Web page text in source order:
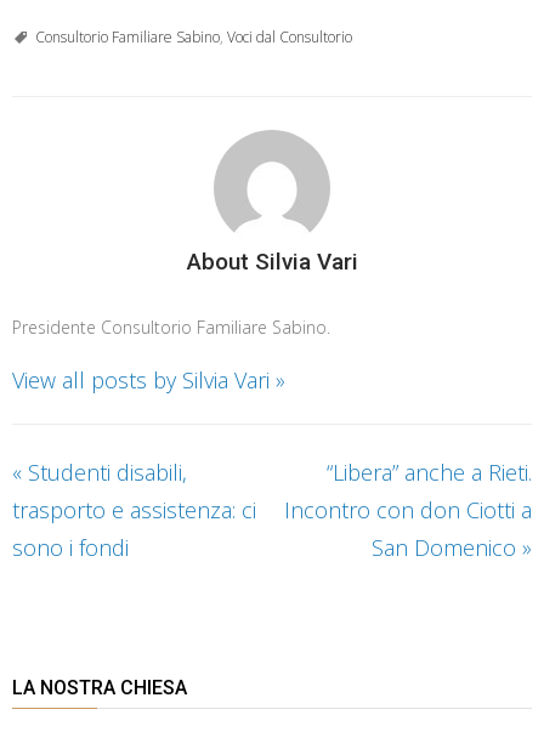
Consultorio Familiare Sabino, Voci dal Consultorio
About Silvia Vari
Presidente Consultorio Familiare Sabino.
View all posts by Silvia Vari »
« Studenti disabili,
trasporto e assistenza: ci
sono i fondi
“Libera” anche a Rieti.
Incontro con don Ciotti a
San Domenico »
LA NOSTRA CHIESA